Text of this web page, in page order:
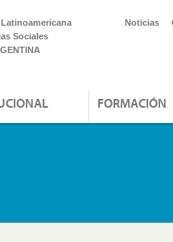
Sociales
Noticias
FORMACIÓN